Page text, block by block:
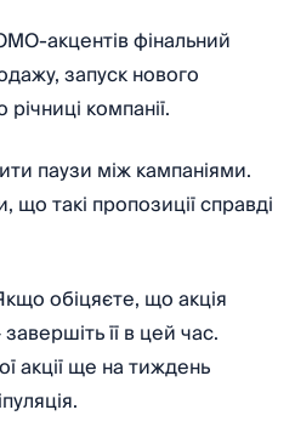
акцентів фінальний
запуск нового
компанії.
паузи між кампаніями.
що такі пропозиції справді
обіцяєте, що акція
її в цей час.
акції ще на тиждень